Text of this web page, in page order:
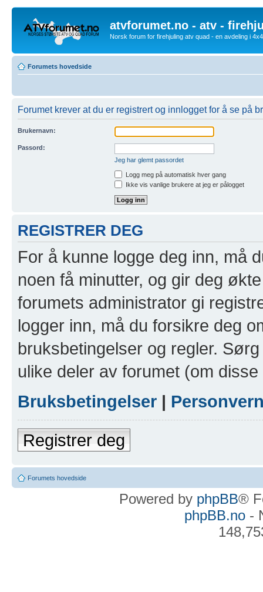
atvforumet.no - atv -
Norsk forum for firehjuling atv quad - en avdeling i
Forumets hovedside
Forumet krever at du er registrert og innlogget for å se på
Brukernavn:
Passord:
Jeg har glemt passordet
Logg meg på automatisk hver gang
Ikke vis vanlige brukere at jeg er pålogget
REGISTRER DEG
For å kunne logge deg inn, må
noen få minutter, og gir deg
forumets administrator gi
logger inn, må du forsikre deg
bruksbetingelser og regler.
ulike deler av forumet (om
Bruksbetingelser |
Registrer deg
Forumets hovedside
Powered by phpBB®
phpBB.no-